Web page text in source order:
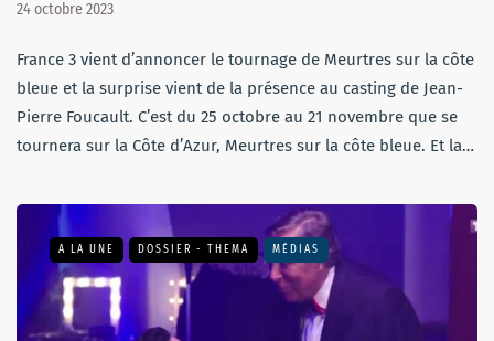
24 octobre 2023
France 3 vient d’annoncer le tournage de Meurtres sur la côte
bleue et la surprise vient de la présence au casting de Jean-
Pierre Foucault. C’est du 25 octobre au 21 novembre que se
tournera sur la Côte d’Azur, Meurtres sur la côte bleue. Et la…
A LA UNE DOSSIER - THEMA MÉDIAS